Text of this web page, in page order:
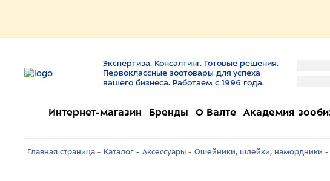
Экспертиза. Консалтинг. Готовые решения.
Первоклассные зоотовары для успеха
вашего бизнеса. Работаем с 1996 года.
Интернет-магазин Бренды О Валте Академия
Главная страница - Каталог - Аксессуары - Ошейники, шлейки, намордники -